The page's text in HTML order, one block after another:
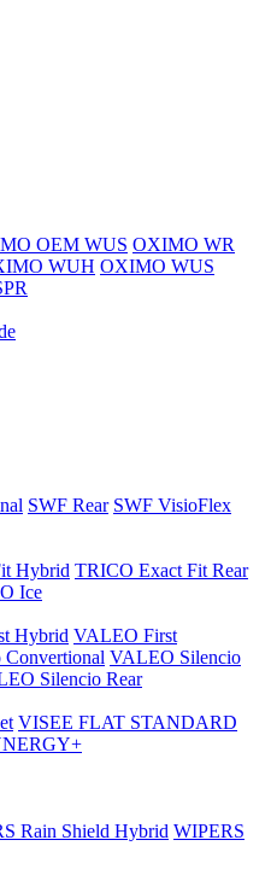
OEM WUS OXIMO WR
WUH OXIMO WUS
SWF Rear SWF VisioFlex
Hybrid TRICO Exact Fit Rear
Ice
Hybrid VALEO First
VALEO Silencio
Silencio Rear
VISEE FLAT STANDARD
Rain Shield Hybrid WIPERS